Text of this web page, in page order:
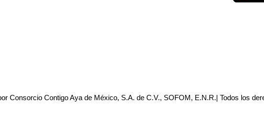
Consorcio Contigo Aya de México, S.A. de C.V., SOFOM, E.N.R.| Todos los